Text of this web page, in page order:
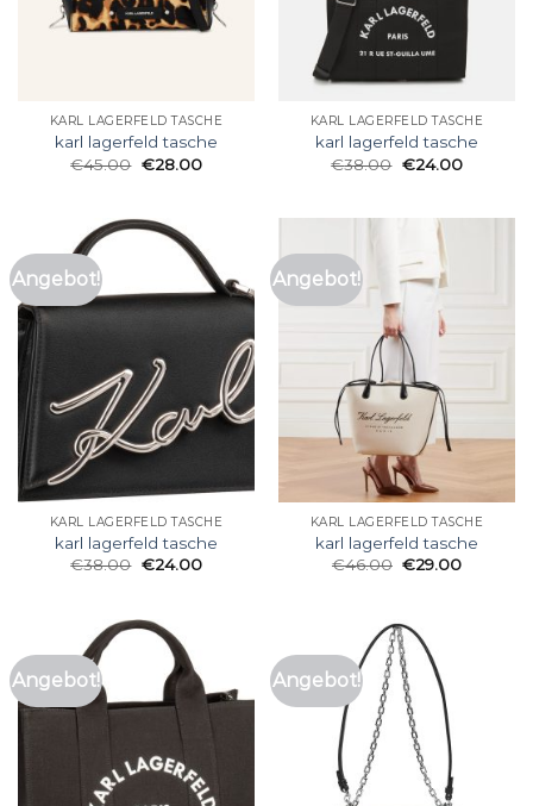
KARL LAGERFELD TASCHE
karl lagerfeld tasche
€45.00 €28.00
KARL LAGERFELD TASCHE
karl lagerfeld tasche
€38.00 €24.00
Angebot!
KARL LAGERFELD TASCHE
karl lagerfeld tasche
€38.00 €24.00
Angebot!
KARL LAGERFELD TASCHE
karl lagerfeld tasche
€46.00 €29.00
Angebot! Angebot!